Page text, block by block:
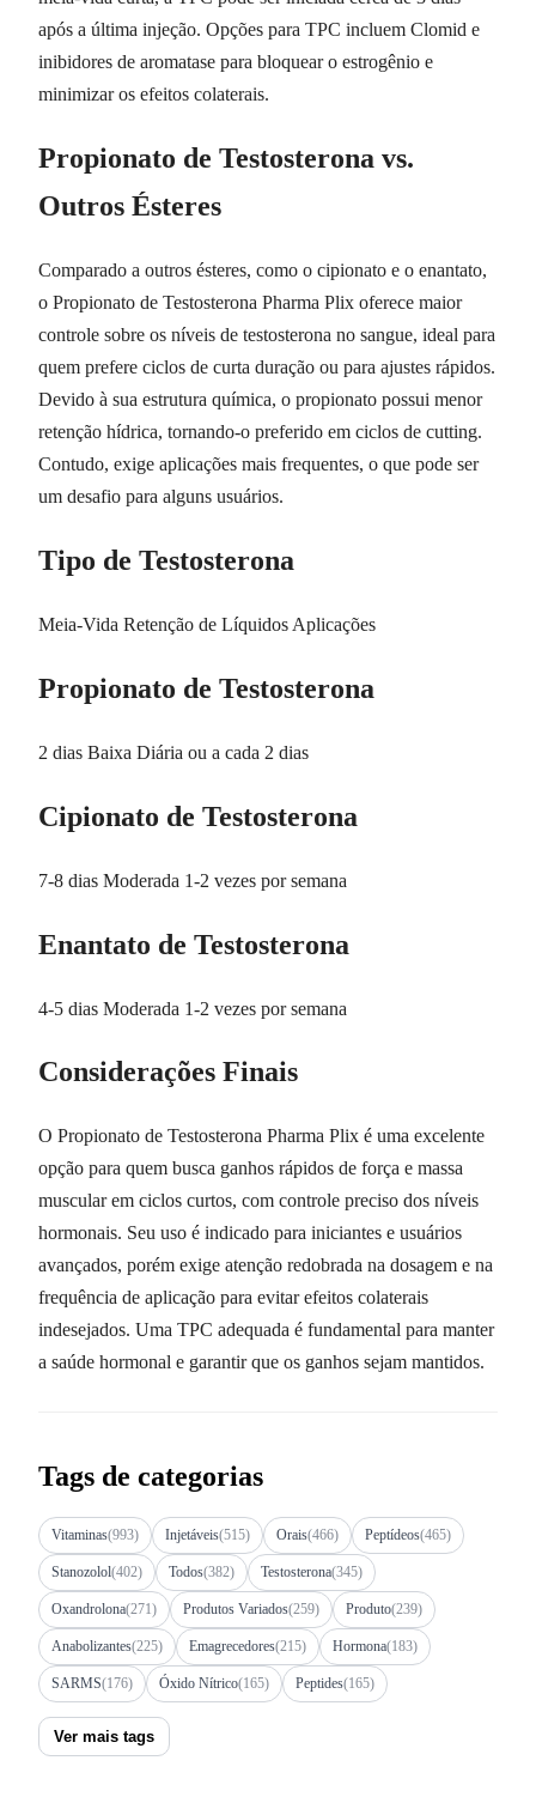
após a última injeção. Opções para TPC incluem Clomid e
inibidores de aromatase para bloquear o estrogênio e
minimizar os efeitos colaterais.
Propionato de Testosterona vs.
Outros Ésteres
Comparado a outros ésteres, como o cipionato e o enantato,
o Propionato de Testosterona Pharma Plix oferece maior
controle sobre os níveis de testosterona no sangue, ideal para
quem prefere ciclos de curta duração ou para ajustes rápidos.
Devido à sua estrutura química, o propionato possui menor
retenção hídrica, tornando-o preferido em ciclos de cutting.
Contudo, exige aplicações mais frequentes, o que pode ser
um desafio para alguns usuários.
Tipo de Testosterona
Meia-Vida Retenção de Líquidos Aplicações
Propionato de Testosterona
2 dias Baixa Diária ou a cada 2 dias
Cipionato de Testosterona
7-8 dias Moderada 1-2 vezes por semana
Enantato de Testosterona
4-5 dias Moderada 1-2 vezes por semana
Considerações Finais
O Propionato de Testosterona Pharma Plix é uma excelente
opção para quem busca ganhos rápidos de força e massa
muscular em ciclos curtos, com controle preciso dos níveis
hormonais. Seu uso é indicado para iniciantes e usuários
avançados, porém exige atenção redobrada na dosagem e na
frequência de aplicação para evitar efeitos colaterais
indesejados. Uma TPC adequada é fundamental para manter
a saúde hormonal e garantir que os ganhos sejam mantidos.
Tags de categorias
Vitaminas(993) Injetáveis(515) Orais(466) Peptídeos(465)
Stanozolol(402) Todos(382) Testosterona(345)
Oxandrolona(271) Produtos Variados(259) Produto(239)
Anabolizantes(225) Emagrecedores(215) Hormona(183)
SARMS(176) Óxido Nítrico(165) Peptides(165)
Ver mais tags